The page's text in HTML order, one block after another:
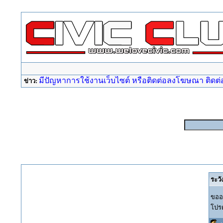
ข่าว: มีปัญหาการใช้งานเว็บไซต์ หรือติดต่อลงโฆษณา ติดต่
ระวั
ขอ
โป